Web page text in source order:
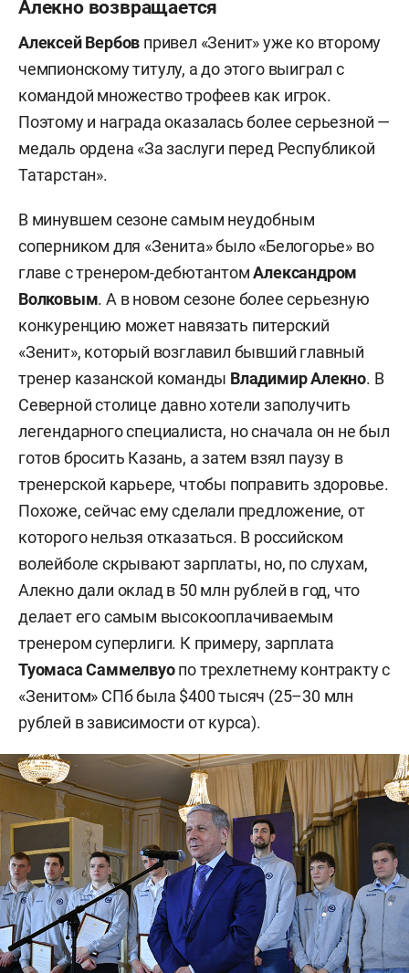
Алекно возвращается
Алексей Вербов привел «Зенит» уже ко второму
чемпионскому титулу, а до этого выиграл с
командой множество трофеев как игрок.
Поэтому и награда оказалась более серьезной —
медаль ордена «За заслуги перед Республикой
Татарстан».
В минувшем сезоне самым неудобным
соперником для «Зенита» было «Белогорье» во
главе с тренером-дебютантомАлександром
Волковым. А в новом сезоне более серьезную
конкуренцию может навязать питерский
«Зенит», который возглавил бывший главный
тренер казанской команды Владимир Алекно. В
Северной столице давно хотели заполучить
легендарного специалиста, но сначала он не был
готов бросить Казань, а затем взял паузу в
тренерской карьере, чтобы поправить здоровье.
Похоже, сейчас ему сделали предложение, от
которого нельзя отказаться. В российском
волейболе скрывают зарплаты, но, по слухам,
Алекно дали оклад в 50 млн рублей в год, что
делает его самым высокооплачиваемым
тренером суперлиги. К примеру, зарплата
Туомаса Саммелвуопо трехлетнему контракту с
«Зенитом» СПб была $400 тысяч (25–30 млн
рублей в зависимости от курса).